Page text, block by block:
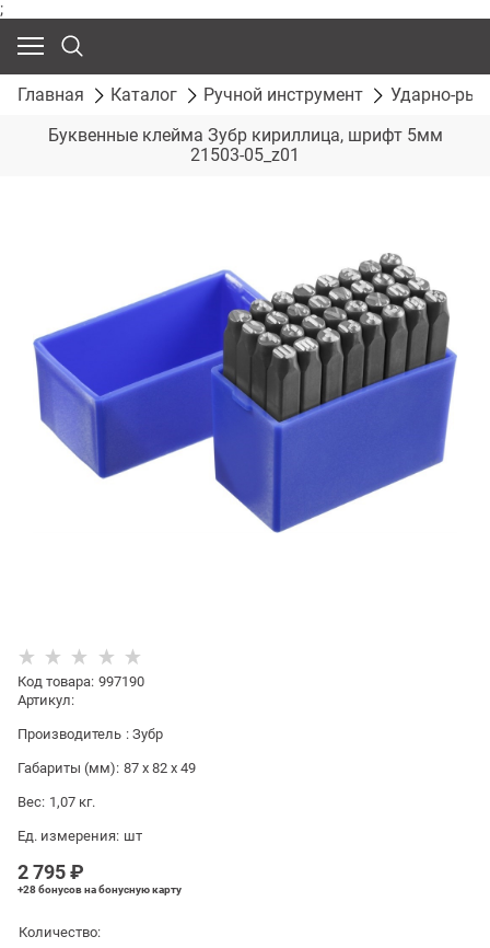
;
Главная Каталог Ручной инструмент
Ударно-
Буквенные клейма Зубр кириллица, шрифт 5мм
21503-05_z01
Код товара: 997190
Артикул:
Производитель : Зубр
Габариты (мм): 87 x 82 x 49
Вес: 1,07 кг.
Ед. измерения: шт
2 795 ₽
+28 бонусовна бонусную карту
Количество: